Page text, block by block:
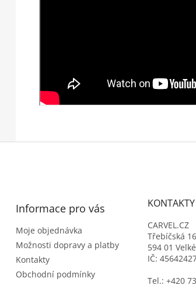
Informace pro vás
Moje objednávka
Možnosti dopravy a platby
Kontakty
Obchodní podmínky
KONTAKTY
CARVEL.CZ
Třebíčská
594 01
IČ:
Tel.: +420